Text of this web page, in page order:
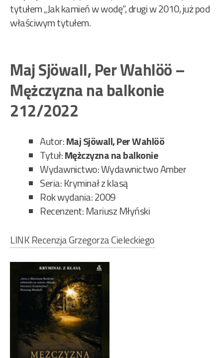
tytułem „Jak kamień w wodę”, drugi w 2010, już pod
właściwym tytułem.
Maj Sjöwall, Per Wahlöö –
Mężczyzna na balkonie
212/2022
Autor:Maj Sjöwall, Per Wahlöö
Tytuł:Mężczyzna na balkonie
Wydawnictwo: Wydawnictwo Amber
Seria: Kryminał z klasą
Rok wydania: 2009
Recenzent: Mariusz Młyński
LINK Recenzja Grzegorza Cieleckiego